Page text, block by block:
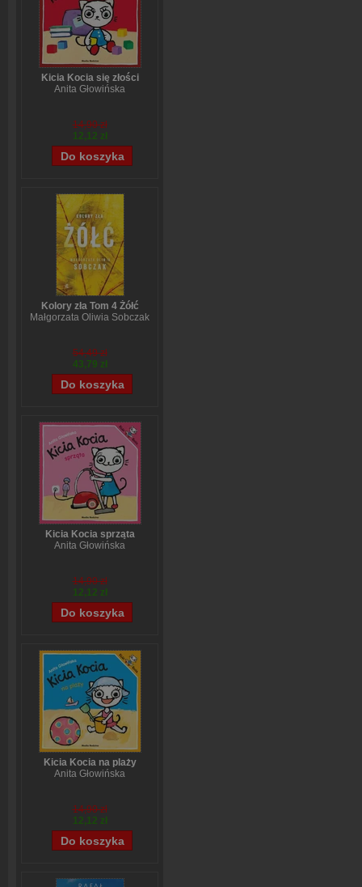
Kicia Kocia się złości
Anita Głowińska
14,90 zł
12,12 zł
Kolory zła Tom 4 Żółć
Małgorzata Oliwia Sobczak
54,49 zł
43,79 zł
Kicia Kocia sprząta
Anita Głowińska
14,90 zł
12,12 zł
Kicia Kocia na plaży
Anita Głowińska
14,90 zł
12,12 zł